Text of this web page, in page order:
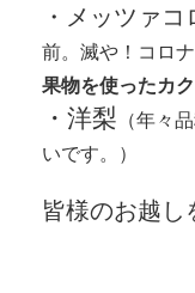
・メッツァ
前。滅や！コロナ
果物を使ったカ
・洋梨 （年々
いです。）
皆様のお越し